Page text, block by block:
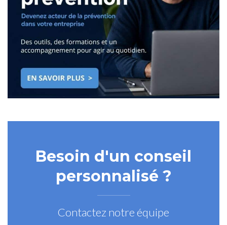
Besoin d'un conseil
personnalisé ?
Contactez notre équipe